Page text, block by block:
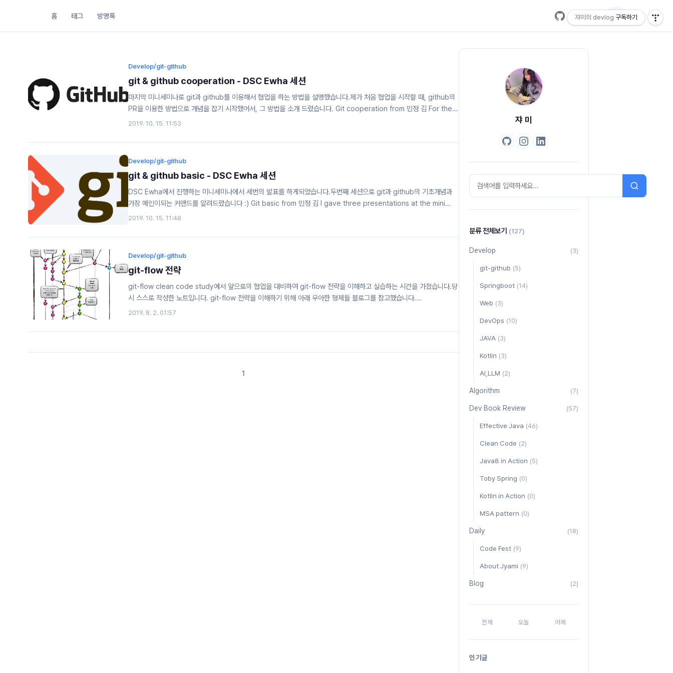
홈 태그 방명록 EN
Develop/git-github
git & github cooperation - DSC Ewha 세션
마지막 미니세미나로 git과 github를 이용해서 협업을 하는 방법을 설명했습니다.제가 처음 협업을 시작할 때, github의
PR을 이용한 방법으로 개념을 잡기 시작했어서, 그 방법을 소개 드렸습니다. Git cooperation from 민정 김 For the
last mini seminar, I explained how to collaborate using git and GitHub.When I first started
approach I introduced. Git cooperation from 민정 김
2019. 10. 15. 11:53
Develop/git-github
git & github basic - DSC Ewha 세션
DSC Ewha에서 진행하는 미니세미나에서 세번의 발표를 하게되었습니다.두번째 세션으로 git과 github의 기초개념과
가장 메인이되는 커맨드를 알려드렸습니다 :) Git basic from 민정 김 I gave three presentations at the mini
seminar held by DSC Ewha.In the second session, I covered the basic concepts of git and github,
2019. 10. 15. 11:48
Develop/git-github
git-flow 전략
git-flow clean code study에서 앞으로의 협업을 대비하여 git-flow 전략을 이해하고 실습하는 시간을 가졌습니다.당
시 스스로 작성한 노트입니다. git-flow 전략을 이해하기 위해 아래 우아한 형제들 블로그를 참고했습니다.
http://woowabros.github.io/experience/2017/10/30/baemin-mobile-git-branch-strategy.html 우린
개발을 하고 있는 나동호입니다.오늘은 저희 안드로이드 파트에서 사용하고 있는 Git 브랜치 전략을 소개하려고 합니다.
2019. 8. 2. 01:57
1
쟈 미
분류 전체보기 (127)
Develop (3)
git-github (5)
Springboot (14)
Web (3)
DevOps (10)
JAVA (3)
Kotlin (3)
AI,LLM (2)
Algorithm (7)
Dev Book Review (57)
Effective Java (46)
Clean Code (2)
Java8 in Action (5)
Toby Spring (0)
Kotlin in Action (0)
MSA pattern (0)
Daily (18)
Code Fest (9)
About Jyami (9)
Blog (2)
전체 오늘 어제
쟈미의 devlog 구독하기